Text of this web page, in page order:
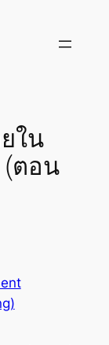
ใน
ตอน